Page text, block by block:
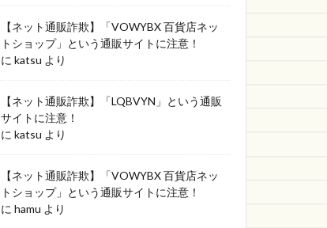
【ネット通販詐欺】「VOWYBX 百貨店ネッ
トショップ」という通販サイトに注意！
に katsu より
【ネット通販詐欺】「LQBVYN」という通販
サイトに注意！
に katsu より
【ネット通販詐欺】「VOWYBX 百貨店ネッ
トショップ」という通販サイトに注意！
に hamu より